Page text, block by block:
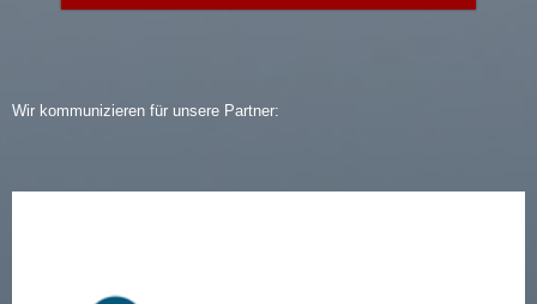
Wir kommunizieren für unsere Partner: